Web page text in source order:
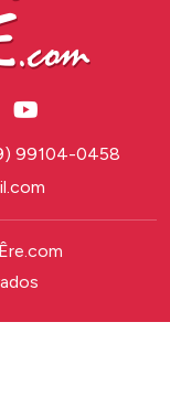
99104-0458